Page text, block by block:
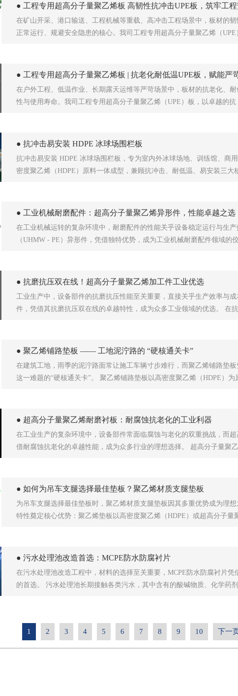
● 工程专用超高分子量聚乙烯板 高韧性抗冲击UPE板，筑牢工
在矿山开采、港口输送、工程机械等重载、高冲击工程场景中，板材的
正常运行、规避安全隐患的核心。我司工程专用超高分子量聚乙烯（UPE
● 工程专用超高分子量聚乙烯板 | 抗老化耐低温UPE板，赋能严
在户外工程、低温作业、长期露天运维等严苛场景中，板材的抗老化、
性与使用寿命。我司工程专用超高分子量聚乙烯（UPE）板，以卓越的抗
● 抗冲击易安装 HDPE 冰球场围栏板
抗冲击易安装 HDPE 冰球场围栏板，专为室内外冰球场地、训练馆、商
密度聚乙烯（HDPE）原料一体成型，兼顾抗冲击、耐低温、易安装三大
● 工业机械耐磨配件：超高分子量聚乙烯异形件，性能卓越之选
在工业机械运转的复杂环境中，耐磨配件的性能关乎设备稳定运行与生
（UHMW - PE）异形件，凭借独特优势，成为工业机械耐磨配件领域的佼
● 抗磨抗压双在线！超高分子量聚乙烯加工件工业优选
工业生产中，设备部件的抗磨抗压性能至关重要，直接关乎生产效率与
件，凭借其抗磨抗压双在线的卓越特性，成为众多工业领域的优选。 在抗
● 聚乙烯铺路垫板 —— 工地泥泞路的 “硬核通关卡”
在建筑工地，雨季的泥泞路面常让施工车辆寸步难行，而聚乙烯铺路垫
这一难题的“硬核通关卡”。 聚乙烯铺路垫板以高密度聚乙烯（HDPE）为
● 超高分子量聚乙烯耐磨衬板：耐腐蚀抗老化的工业利器
在工业生产的复杂环境中，设备部件常面临腐蚀与老化的双重挑战，而
借耐腐蚀抗老化的卓越性能，成为众多行业的理想选择。 超高分子量聚
● 如何为吊车支腿选择最佳垫板？聚乙烯材质支腿垫板
为吊车支腿选择最佳垫板时，聚乙烯材质支腿垫板因其多重优势成为理
特性奠定核心优势：聚乙烯垫板以高密度聚乙烯（HDPE）或超高分子量
● 污水处理池改造首选：MCPE防水防腐衬片
在污水处理池改造工程中，材料的选择至关重要，MCPE防水防腐衬片凭
的首选。 污水处理池长期接触各类污水，其中含有的酸碱物质、化学药
1 2 3 4 5 6 7 8 9 10 下一